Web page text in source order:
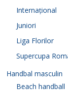
Internațional
Juniori
Liga Florilor
Supercupa
Handbal masculin
Beach handball